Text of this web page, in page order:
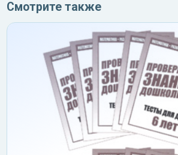
Смотрите также